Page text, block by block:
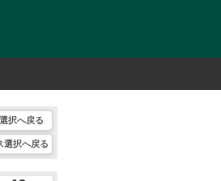
択へ戻る
選択へ戻る